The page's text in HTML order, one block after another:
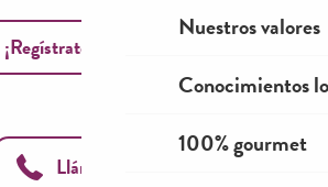
Nuestros valores
Conocimientos
100% gourmet
¡Regístrate ahora!
Llámanos